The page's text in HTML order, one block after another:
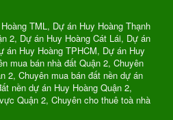
TML, Dự án Huy Hoàng Thạnh
2, Dự án Huy Hoàng Cát Lái, Dự án
án Huy Hoàng TPHCM, Dự án Huy
mua bán nhà đất Quận 2, Chuyên
2, Chuyên mua bán đất nền dự án
nền dự án Huy Hoàng Quận 2,
Quận 2, Chuyên cho thuê toà nhà